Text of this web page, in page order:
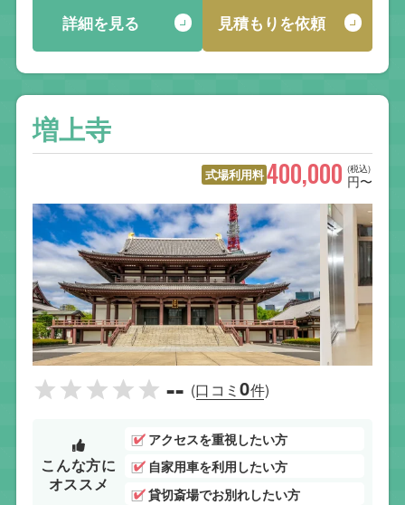
詳細を見る 見積もりを依頼
増上寺
式場利用料 (税込)
400,000 円〜
-- (口コミ0件)
こんな方に
オススメ
アクセスを重視したい方
自家用車を利用したい方
貸切斎場でお別れしたい方